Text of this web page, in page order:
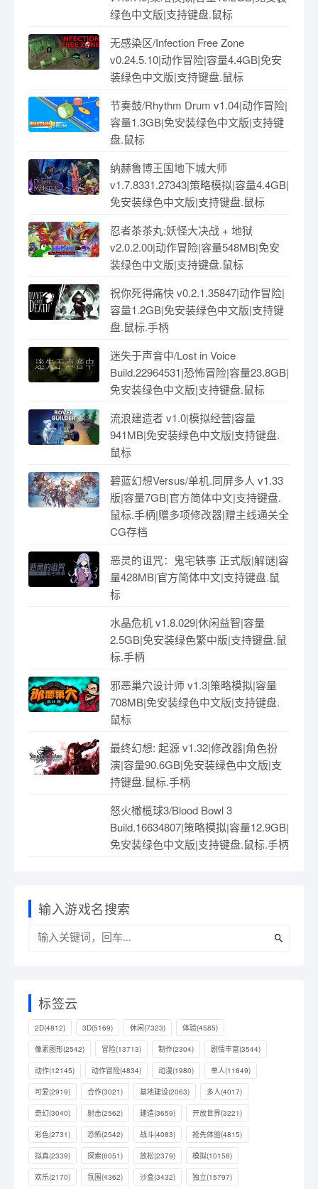
绿色中文版|支持键盘.鼠标
无感染区/Infection Free Zone
v0.24.5.10|动作冒险|容量4.4GB|免安
装绿色中文版|支持键盘.鼠标
节奏鼓/Rhythm Drum v1.04|动作冒险|
容量1.3GB|免安装绿色中文版|支持键
盘.鼠标
纳赫鲁博王国地下城大师
v1.7.8331.27343|策略模拟|容量4.4GB|
免安装绿色中文版|支持键盘.鼠标
忍者茶茶丸:妖怪大决战 + 地狱
v2.0.2.00|动作冒险|容量548MB|免安
装绿色中文版|支持键盘.鼠标
祝你死得痛快 v0.2.1.35847|动作冒险|
容量1.2GB|免安装绿色中文版|支持键
盘.鼠标.手柄
迷失于声音中/Lost in Voice
Build.22964531|恐怖冒险|容量23.8GB|
免安装绿色中文版|支持键盘.鼠标
流浪建造者 v1.0|模拟经营|容量
941MB|免安装绿色中文版|支持键盘.
鼠标
碧蓝幻想Versus/单机.同屏多人 v1.33
版|容量7GB|官方简体中文|支持键盘.
鼠标.手柄|赠多项修改器|赠主线通关全
CG存档
恶灵的诅咒：鬼宅轶事 正式版|解谜|容
量428MB|官方简体中文|支持键盘.鼠
标
水晶危机 v1.8.029|休闲益智|容量
2.5GB|免安装绿色繁中版|支持键盘.鼠
标.手柄
邪恶巢穴设计师 v1.3|策略模拟|容量
708MB|免安装绿色中文版|支持键盘.
鼠标
最终幻想: 起源 v1.32|修改器|角色扮
演|容量90.6GB|免安装绿色中文版|支
持键盘.鼠标.手柄
怒火橄榄球3/Blood Bowl 3
Build.16634807|策略模拟|容量12.9GB|
免安装绿色中文版|支持键盘.鼠标.手柄
输入游戏名搜索
标签云
2D(4812) 3D(5169) 休闲(7323) 体验(4585)
像素图形(2542) 冒险(13713) 制作(2304) 剧情丰富(3544)
动作(12145) 动作冒险(4834) 动漫(1980) 单人(11849)
可爱(2919) 合作(3021) 基地建设(2063) 多人(4017)
奇幻(3040) 射击(2562) 建造(3659) 开放世界(3221)
彩色(2731) 恐怖(2542) 战斗(4083) 抢先体验(4815)
拟真(2339) 探索(6051) 放松(2379) 模拟(10158)
欢乐(2170) 氛围(4362) 沙盒(3432) 独立(15797)